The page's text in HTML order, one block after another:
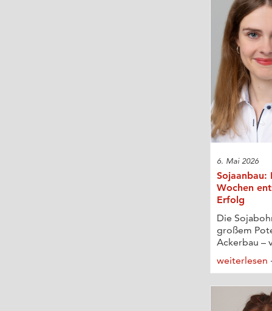
6. Mai 2026
Sojaanbau:
Wochen
Erfolg
Die
großem
Ackerbau –
weiterlesen